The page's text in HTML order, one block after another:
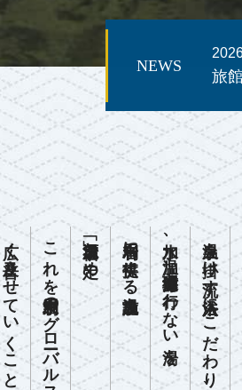
NEWS
旅
温泉を掛け流す入浴法にこだわり、
加水、加温、循環濾過等を行わない湯を
利用者に提供する温泉施設を
「源泉湯宿」と定め
広く普及させていくことを